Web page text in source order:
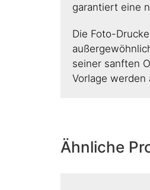
garantiert eine
Die Foto-
seiner sanften
Vorlage werden
Ähnliche